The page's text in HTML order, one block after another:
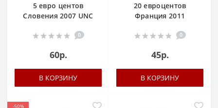
5 евро центов
Словения 2007 UNC
0
60р.
В КОРЗИНУ
20 евроцентов
Франция 2011
0
45р.
В КОРЗИНУ
-50%